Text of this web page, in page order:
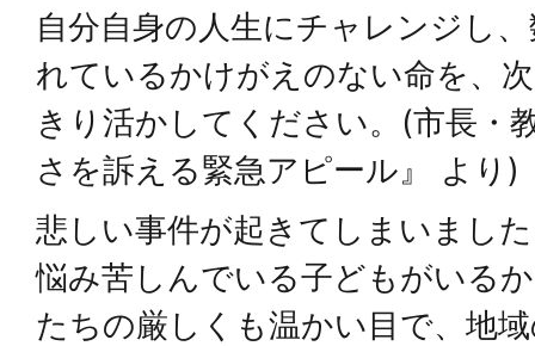
自分自身の人生にチャレンジし
れているかけがえのない命を、
きり活かしてください。(市長・
さを訴える緊急アピール』 より)
悲しい事件が起きてしまいまし
悩み苦しんでいる子どもがいる
たちの厳しくも温かい目で、地